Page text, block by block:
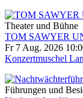
Theater und Bühne
TOM SAWYER
Fr 7 Aug. 2026
Konzertmuschel
Führungen und